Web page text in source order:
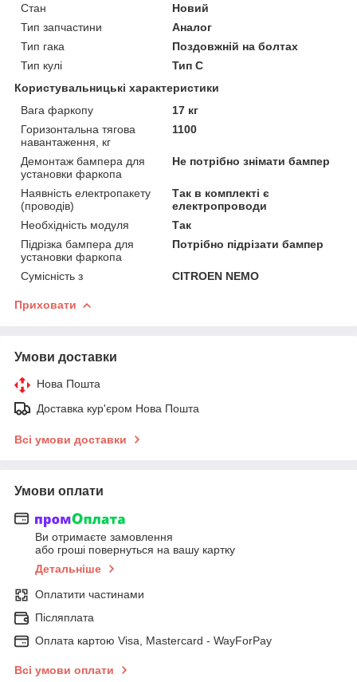
Стан
Новий
Тип запчастини
Аналог
Тип гака
Поздовжній на болтах
Тип кулі
Тип C
Користувальницькі характеристики
Вага фаркопу
17 кг
Горизонтальна тягова
навантаження, кг
1100
Демонтаж бампера для
установки фаркопа
Не потрібно знімати бампер
Наявність електропакету
(проводів)
Так в комплекті є
електропроводи
Необхідність модуля
Так
Підрізка бампера для
установки фаркопа
Потрібно підрізати бампер
Сумісність з CITROEN NEMO
Приховати
Умови доставки
Нова Пошта
Доставка кур'єром Нова Пошта
Всі умови доставки
Умови оплати
Ви отримаєте замовлення
або гроші повернуться на вашу картку
Детальніше
Оплатити частинами
Післяплата
Оплата картою Visa, Mastercard - WayForPay
Всі умови оплати